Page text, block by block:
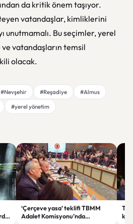
da kritik önem taşıyor.
vatandaşlar, kimliklerini
unutmamalı. Bu seçimler, yerel
vatandaşların temsil
olacak.
#Nevşehir #Reşadiye
#Almus
#yerel yönetim
‘Çerçeve yasa’ teklifi TBMM
Adalet Komisyonu’nda